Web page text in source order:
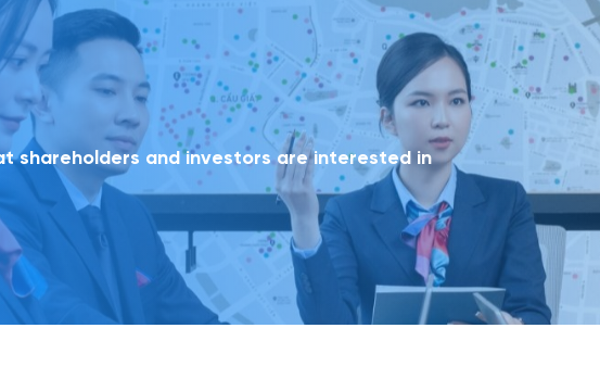
Most Popular
Báo cáo tài chính Thông tin giao dịch Công bố thông tin Sự kiện
Most Popular
Thông tin giao dịch Công bố thông tin
shareholders and investors are interested in